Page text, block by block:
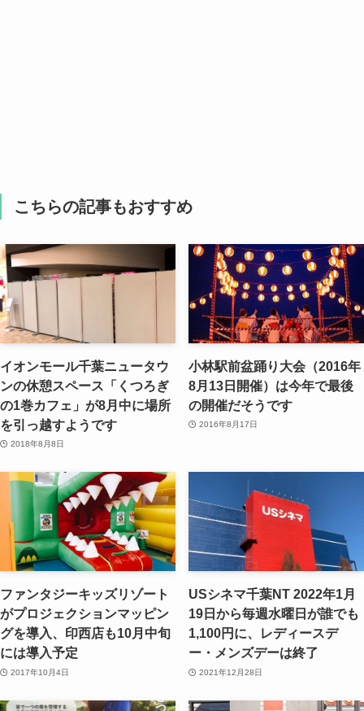
こちらの記事もおすすめ
イオンモール千葉ニュータウ
ンの休憩スペース「くつろぎ
の1巻カフェ」が8月中に場所
を引っ越すようです
2018年8月8日
小林駅前盆踊り大会（2016年
8月13日開催）は今年で最後
の開催だそうです
2016年8月17日
ファンタジーキッズリゾート
がプロジェクションマッピン
グを導入、印西店も10月中旬
には導入予定
2017年10月4日
USシネマ千葉NT 2022年1月
19日から毎週水曜日が誰でも
1,100円に、レディースデ
ー・メンズデーは終了
2021年12月28日